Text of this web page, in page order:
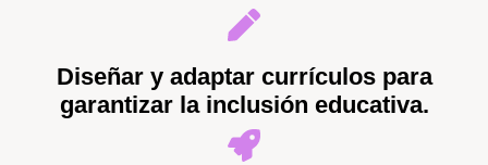
Diseñar y adaptar currículos para
garantizar la inclusión educativa.